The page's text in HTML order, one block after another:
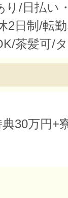
り/日払い
2日制/転
茶髪可/
30万円+